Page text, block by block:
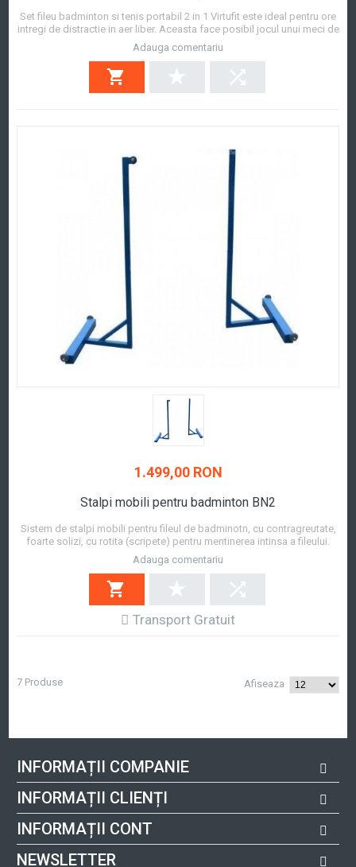
Set fileu badminton si tenis portabil 2 in 1 Virtufit este ideal pentru ore
intregi de distractie in aer liber. Aceasta face posibil jocul unui meci de
tenis sau badminton cu familia sau prietenii oricand si oriunde.
Asezati-l in curtea din spate sau luati-l cu dvs. in vacanta datorita
Afla mai mult
Adauga comentariu
1.499,00 RON
Stalpi mobili pentru badminton BN2
Sistem de stalpi mobili pentru fileul de badminotn, cu contragreutate,
foarte solizi, cu rotita (scripete) pentru mentinerea intinsa a fileului.
Stalpii sunt fabricati din teava solida vopsita in camp electrostatic.
Afla mai mult
Adauga comentariu
Transport Gratuit
7 Produse Afiseaza
INFORMAȚII COMPANIE
INFORMAȚII CLIENȚI
INFORMAȚII CONT
NEWSLETTER